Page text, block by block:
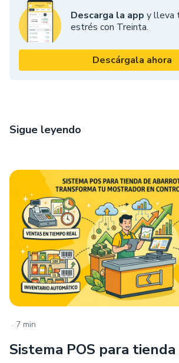
Descarga la app y lleva
estrés con Treinta.
Descárgala ahora
Sigue leyendo
. 7 min
Sistema POS para tienda